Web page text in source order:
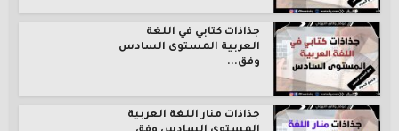
جذاذات كتابي في اللغة
العربية المستوى السادس
وفق...
جذاذات منار اللغة العربية